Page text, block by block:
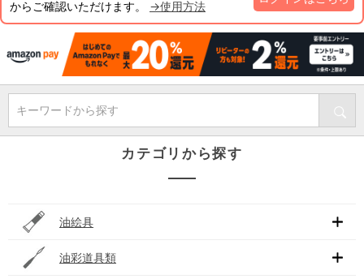
からご確認いただけます。 →使用方法
キーワードから探す
カテゴリから探す
油絵具
油彩道具類